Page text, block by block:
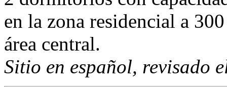
en la zona residencial a
área central.
Sitio en español, revisado